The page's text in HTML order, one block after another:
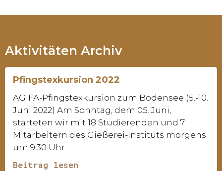
Aktivitäten Archiv
Pfingstexkursion 2022
AGIFA-Pfingstexkursion zum Bodensee (5.-10.
Juni 2022) Am Sonntag, dem 05. Juni,
starteten wir mit 18 Studierenden und 7
Mitarbeitern des Gießerei-Instituts morgens
um 9:30 Uhr
Beitrag lesen